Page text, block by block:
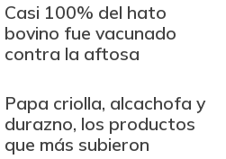
Casi 100% del hato
bovino fue vacunado
contra la aftosa
Papa criolla, alcachofa y
durazno, los productos
que más subieron